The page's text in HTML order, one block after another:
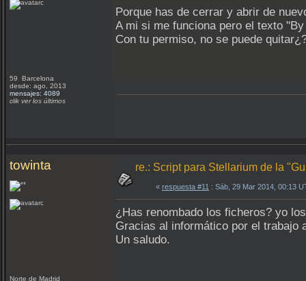
59 Barcelona
desde: ago, 2013
mensajes: 4089
clik ver los últimos
Porque has de cerrar y abrir de
A mi si me funciona pero el texto
Con tu permiso, no se puede
towinta
Norte de Madrid
re.: Script para Stellarium de la
« respuesta #11 : Sáb, 29 Mar 2014, 00:13
¿Has renombado los ficheros? yo
Gracias al informático por el trabajo
Un saludo.